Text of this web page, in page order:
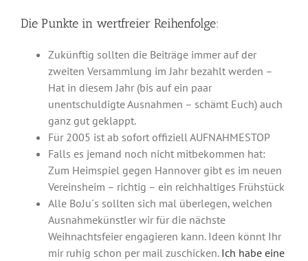
Die Punkte in wertfreier Reihenfolge:
Zukünftig sollten die Beiträge immer auf der
zweiten Versammlung im Jahr bezahlt werden –
Hat in diesem Jahr (bis auf ein paar
unentschuldigte Ausnahmen – schämt Euch) auch
ganz gut geklappt.
Für 2005 ist ab sofort offiziell AUFNAHMESTOP
Falls es jemand noch nicht mitbekommen hat:
Zum Heimspiel gegen Hannover gibt es im neuen
Vereinsheim – richtig – ein reichhaltiges Frühstück
Alle BoJu´s sollten sich mal überlegen, welchen
Ausnahmekünstler wir für die nächste
Weihnachtsfeier engagieren kann. Ideen könnt Ihr
mir ruhig schon per mail zuschicken. Ich habe eine